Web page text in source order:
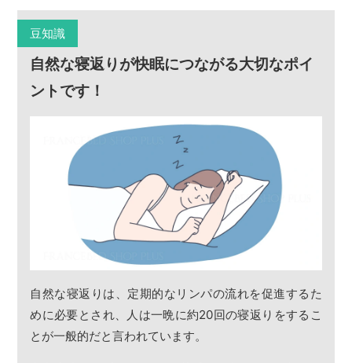
豆知識
自然な寝返りが快眠につながる大切なポイ
ントです！
自然な寝返りは、定期的なリンパの流れを促進するた
めに必要とされ、人は一晩に約20回の寝返りをするこ
とが一般的だと言われています。